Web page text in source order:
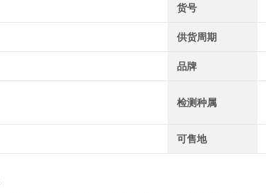
货号
供货周期
品牌
检测种属
可售地